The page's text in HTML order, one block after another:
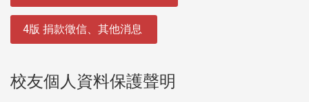
4版 捐款徵信、其他消息
校友個人資料保護聲明